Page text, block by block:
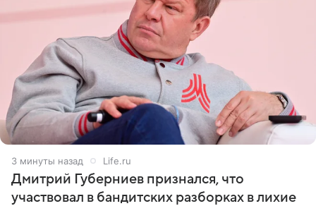
3 минуты назад Life.ru
Дмитрий Губерниев признался, что
участвовал в бандитских разборках в лихие